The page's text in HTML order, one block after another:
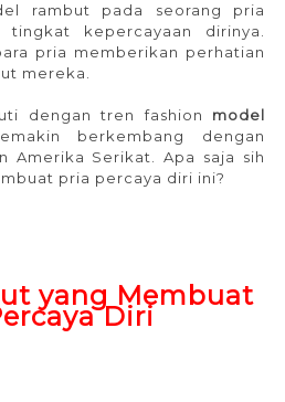
rambut pada seorang pria
tingkat kepercayaan dirinya.
pria memberikan perhatian
mereka.
dengan tren fashion model
berkembang dengan
Amerika Serikat. Apa saja sih
pria percaya diri ini?
yang Membuat
Diri